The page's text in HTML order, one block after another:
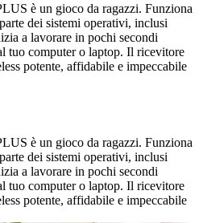
è un gioco da ragazzi. Funziona
dei sistemi operativi, inclusi
a lavorare in pochi secondi
tuo computer o laptop. Il ricevitore
potente, affidabile e impeccabile
è un gioco da ragazzi. Funziona
dei sistemi operativi, inclusi
a lavorare in pochi secondi
tuo computer o laptop. Il ricevitore
potente, affidabile e impeccabile